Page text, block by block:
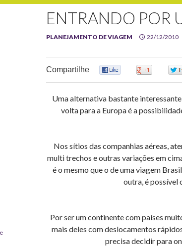
ENTRANDO POR
PLANEJAMENTO DE VIAGEM 22/12/2010
Compartilhe
Uma alternativa bastante
volta para a Europa é a
Nos sítios das companhias aéreas,
multi trechos e outras variações em
é o mesmo que o de uma viagem
outra, é possível
Por ser um continente com países
mais deles com deslocamentos
precisa decidir para